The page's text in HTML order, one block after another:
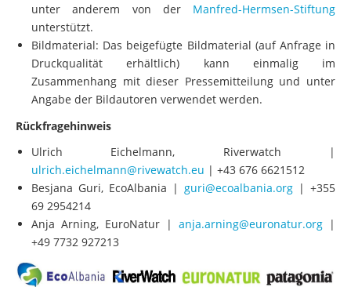
unter anderem von der Manfred-Hermsen-Stiftung
unterstützt.
Bildmaterial: Das beigefügte Bildmaterial (auf Anfrage in
Druckqualität erhältlich) kann einmalig im
Zusammenhang mit dieser Pressemitteilung und unter
Angabe der Bildautoren verwendet werden.
Rückfragehinweis
Ulrich Eichelmann, Riverwatch |
ulrich.eichelmann@rivewatch.eu | +43 676 6621512
Besjana Guri, EcoAlbania | guri@ecoalbania.org | +355
69 2954214
Anja Arning, EuroNatur | anja.arning@euronatur.org |
+49 7732 927213